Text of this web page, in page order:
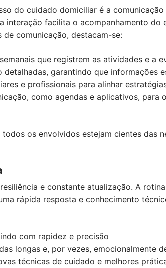
do cuidado domiciliar é a
interação facilita o acompanhamento
comunicação, destacam-se:
que registrem as atividades e a
detalhadas, garantindo que informações
e profissionais para alinhar
como agendas e aplicativos, para
os envolvidos estejam cientes das
e constante atualização. A
rápida resposta e conhecimento
com rapidez e precisão
longas e, por vezes, emocionalmente
técnicas de cuidado e melhores